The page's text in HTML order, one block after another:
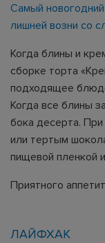
Самый
лишней возни со
Когда блины и
сборке торта
подходящее
Когда все блины
бока десерта.
или тертым
пищевой пленкой
Приятного
ЛАЙФХАК